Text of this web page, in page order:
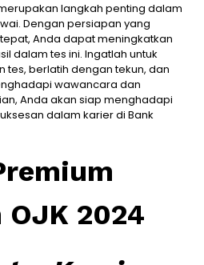
langkah penting dalam
Dengan persiapan yang
Anda dapat meningkatkan
dalam tes ini. Ingatlah untuk
berlatih dengan tekun, dan
wawancara dan
Anda akan siap menghadapi
dalam karier di Bank
OJK 2024